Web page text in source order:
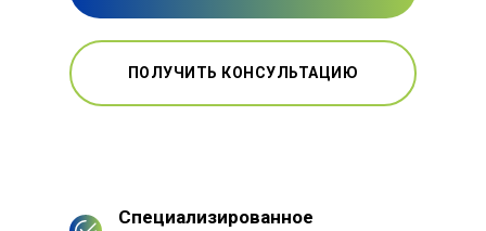
ПОЛУЧИТЬ КОНСУЛЬТАЦИЮ
Специализированное